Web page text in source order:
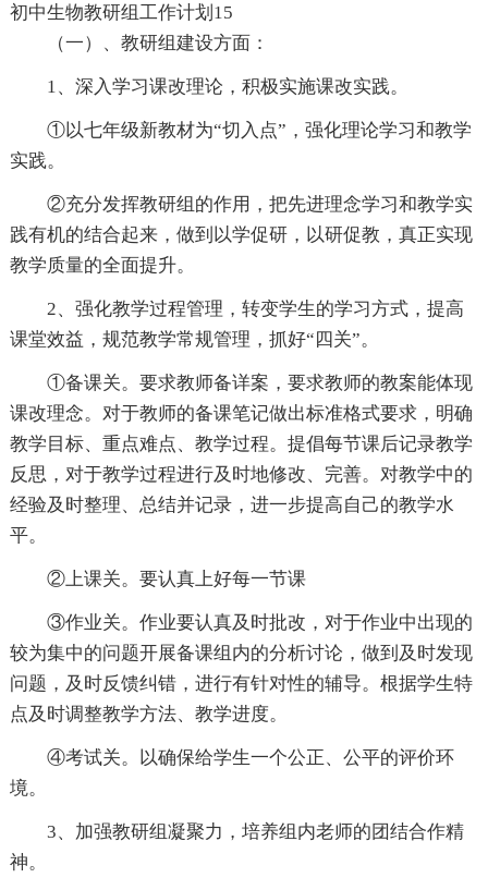
初中生物教研组工作计划15
（一）、教研组建设方面：
1、深入学习课改理论，积极实施课改实践。
①以七年级新教材为“切入点”，强化理论学习和教学
实践。
②充分发挥教研组的作用，把先进理念学习和教学实
践有机的结合起来，做到以学促研，以研促教，真正实现
教学质量的全面提升。
2、强化教学过程管理，转变学生的学习方式，提高
课堂效益，规范教学常规管理，抓好“四关”。
①备课关。要求教师备详案，要求教师的教案能体现
课改理念。对于教师的备课笔记做出标准格式要求，明确
教学目标、重点难点、教学过程。提倡每节课后记录教学
反思，对于教学过程进行及时地修改、完善。对教学中的
经验及时整理、总结并记录，进一步提高自己的教学水
平。
②上课关。要认真上好每一节课
③作业关。作业要认真及时批改，对于作业中出现的
较为集中的问题开展备课组内的分析讨论，做到及时发现
问题，及时反馈纠错，进行有针对性的辅导。根据学生特
点及时调整教学方法、教学进度。
④考试关。以确保给学生一个公正、公平的评价环
境。
3、加强教研组凝聚力，培养组内老师的团结合作精
神。